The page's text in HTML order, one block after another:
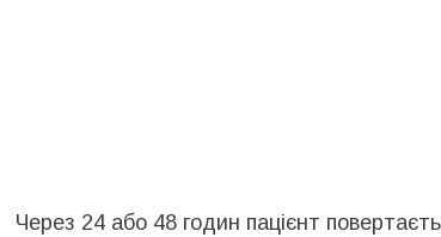
Через 24 або 48 годин пацієнт